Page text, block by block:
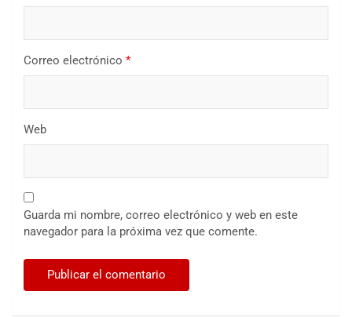
Correo electrónico *
Web
Guarda mi nombre, correo electrónico y web en este
navegador para la próxima vez que comente.